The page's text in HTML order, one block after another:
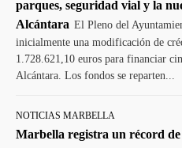
parques, seguridad vial y la
Alcántara El Pleno del
inicialmente una modificación de
1.728.621,10 euros para financiar
Alcántara. Los fondos se reparten...
NOTICIAS MARBELLA
Marbella registra un récord